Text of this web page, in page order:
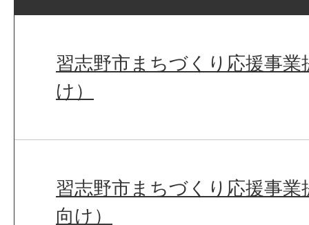
習志野市まちづくり応援事業
け）
習志野市まちづくり応援事業
向け）